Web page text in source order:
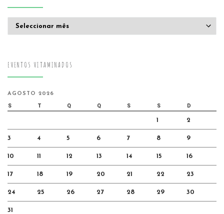
EVENTOS VITAMINADOS
AGOSTO 2026
S T Q Q S S D
1 2
3 4 5 6 7 8 9
10 11 12 13 14 15 16
17 18 19 20 21 22 23
24 25 26 27 28 29 30
31